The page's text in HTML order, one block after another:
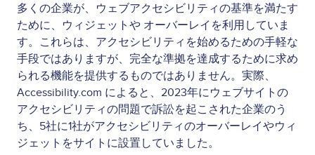
多くの企業が、ウェブアクセシビリティの基準を満たす
ために、ウィジェットや オーバーレイを利用していま
す。これらは、アクセシビリティを始めるための手軽な
手段ではありますが、完全な準拠を達成するために求め
られる機能を提供するものではありません。実際、
Accessibility.com によると、2023年にウェブサイトの
アクセシビリティの問題で訴訟を起こされた企業のう
ち、5社に1社がアクセシビリティのオーバーレイやウィ
ジェットをサイトに設置していました。